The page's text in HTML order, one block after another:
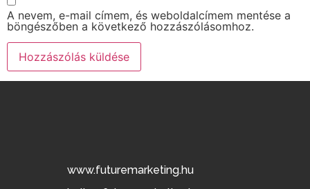
A nevem, e-mail címem, és weboldalcímem mentése a
böngészőben a következő hozzászólásomhoz.
www.futuremarketing.hu